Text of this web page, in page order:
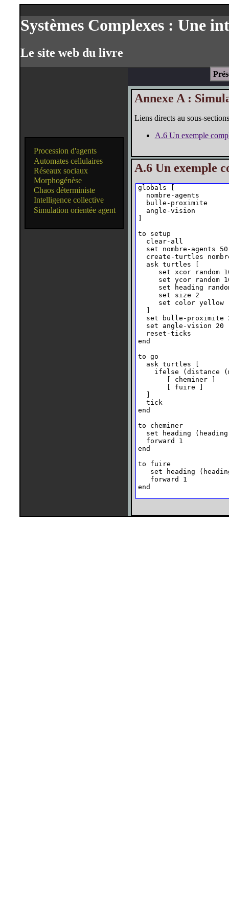
Systèmes Complexes : Une
Le site web du livre
Procession d'agents
Automates cellulaires
Réseaux sociaux
Morphogénèse
Chaos déterministe
Intelligence collective
Simulation orientée agent
Annexe A :
Liens directs au sous-
A.6 Un exemple
A.6 Un exemple
globals [
  nombre-agents
  bulle-proximite
  angle-vision
to setup
  clear-all
  set nombre-agents 50
create-turtles
  ask turtles [
set xcor random
set ycor random
set heading
     set size 2
     set color yellow
set bulle-proximite
  set angle-vision 20
  reset-ticks
end
to go
  ask turtles [
ifelse (distance
       [ cheminer ]
       [ fuire ]
  tick
end
to cheminer
set heading
  forward 1
end
to fuire
set heading
   forward 1
end